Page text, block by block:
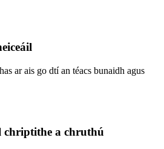
ar ais go dtí an téacs bunaidh agus
chriptithe a chruthú